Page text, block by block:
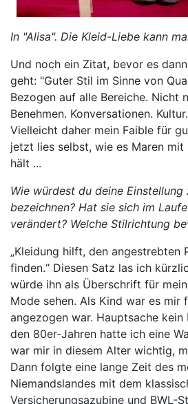
In "Alisa". Die Kleid-Liebe kann
Und noch ein Zitat, bevor es
geht: "Guter Stil im Sinne von
Bezogen auf alle Bereiche. Nicht
Benehmen. Konversationen.
Vielleicht daher mein Faible für
jetzt lies selbst, wie es Maren mit
hält ...
Wie würdest du deine Einstellung
bezeichnen? Hat sie sich im
verändert? Welche Stilrichtung
„Kleidung hilft, den angestrebten
finden.“ Diesen Satz las ich
würde ihn als Überschrift für
Mode sehen. Als Kind war es mir
angezogen war. Hauptsache kein
den 80er-Jahren hatte ich eine
war mir in diesem Alter wichtig,
Dann folgte eine lange Zeit des
Niemandslandes mit dem
Versicherungsazubine und BWL-